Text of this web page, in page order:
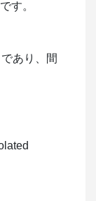
す。
あり、間